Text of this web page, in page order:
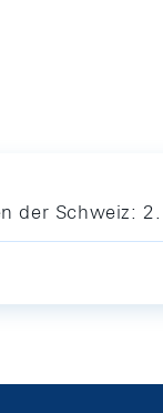
der Schweiz: